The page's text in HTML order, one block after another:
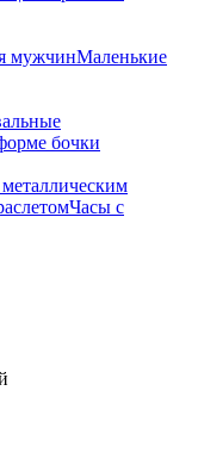
мужчинМаленькие
бочки
Часы с